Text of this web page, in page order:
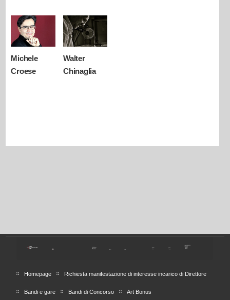
Michele
Croese
Walter
Chinaglia
Homepage Richiesta manifestazione di interesse incarico di Direttore
Bandi e gare Bandi di Concorso Art Bonus